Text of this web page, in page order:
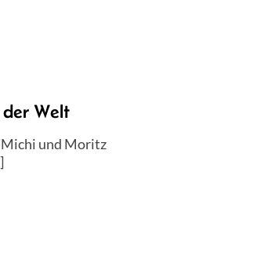
der Welt
Michi und Moritz